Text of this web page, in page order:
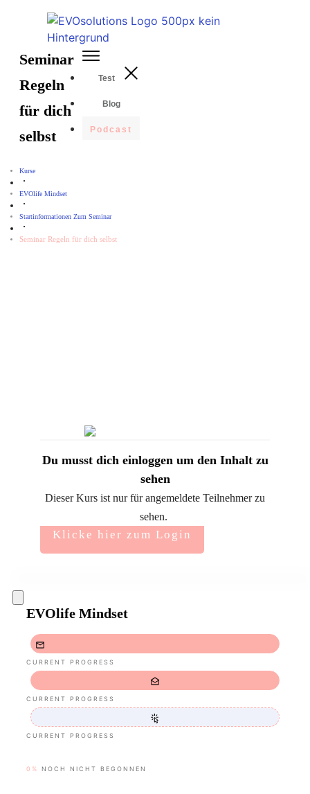
Test
Blog
Podcast
Seminar
Regeln
für dich
selbst
Kurse
EVOlife Mindset
Startinformationen Zum Seminar
Seminar Regeln für dich selbst
Du musst dich einloggen um den Inhalt zu
sehen
Dieser Kurs ist nur für angemeldete Teilnehmer zu
sehen.
Klicke hier zum Login
EVOlife Mindset
CURRENT PROGRESS
CURRENT PROGRESS
CURRENT PROGRESS
0% NOCH NICHT BEGONNEN